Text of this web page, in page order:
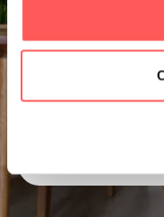
wilt kopen, verkopen,
voor een vrijblijvend